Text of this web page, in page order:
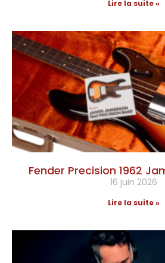
Lire la suite »
Fender Precision 1962
16 juin 2026
Lire la suite »